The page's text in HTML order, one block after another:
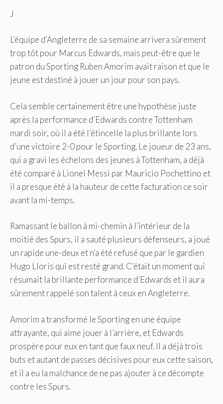
J
L’équipe d’Angleterre de sa semaine arrivera sûrement
trop tôt pour Marcus Edwards, mais peut-être que le
patron du Sporting Ruben Amorim avait raison et que le
jeune est destiné à jouer un jour pour son pays.
Cela semble certainement être une hypothèse juste
après la performance d’Edwards contre Tottenham
mardi soir, où il a été l’étincelle la plus brillante lors
d’une victoire 2-0 pour le Sporting. Le joueur de 23 ans,
qui a gravi les échelons des jeunes à Tottenham, a déjà
été comparé à Lionel Messi par Mauricio Pochettino et
il a presque été à la hauteur de cette facturation ce soir
avant la mi-temps.
Ramassant le ballon à mi-chemin à l’intérieur de la
moitié des Spurs, il a sauté plusieurs défenseurs, a joué
un rapide une-deux et n’a été refusé que par le gardien
Hugo Lloris qui est resté grand. C’était un moment qui
résumait la brillante performance d’Edwards et il aura
sûrement rappelé son talent à ceux en Angleterre.
Amorim a transformé le Sporting en une équipe
attrayante, qui aime jouer à l’arrière, et Edwards
prospère pour eux en tant que faux neuf. Il a déjà trois
buts et autant de passes décisives pour eux cette saison,
et il a eu la malchance de ne pas ajouter à ce décompte
contre les Spurs.